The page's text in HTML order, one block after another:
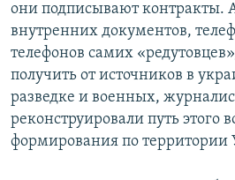
они подписывают контракты.
внутренних документов,
телефонов самих
получить от источников в
разведке и военных,
реконструировали путь этого
формирования по